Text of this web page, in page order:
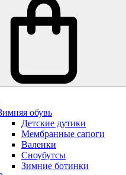
обувь
Детские дутики
Мембранные сапоги
Валенки
Сноубутсы
Зимние ботинки